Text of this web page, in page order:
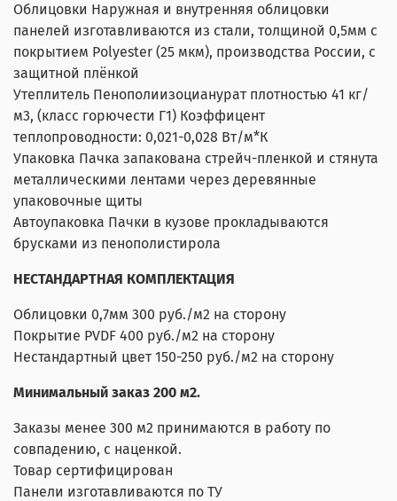
Облицовки Наружная и внутренняя облицовки
панелей изготавливаются из стали, толщиной 0,5мм с
покрытием Polyester (25 мкм), производства России, с
защитной плёнкой
Утеплитель Пенополиизоцианурат плотностью 41 кг/
м3, (класс горючести Г1) Коэффицент
теплопроводности: 0,021-0,028 Вт/м*К
Упаковка Пачка запакована стрейч-пленкой и стянута
металлическими лентами через деревянные
упаковочные щиты
Автоупаковка Пачки в кузове прокладываются
брусками из пенополистирола
НЕСТАНДАРТНАЯ КОМПЛЕКТАЦИЯ
Облицовки 0,7мм 300 руб./м2 на сторону
Покрытие PVDF 400 руб./м2 на сторону
Нестандартный цвет 150-250 руб./м2 на сторону
Минимальный заказ 200 м2.
Заказы менее 300 м2 принимаются в работу по
совпадению, с наценкой.
Товар сертифицирован
Панели изготавливаются по ТУ